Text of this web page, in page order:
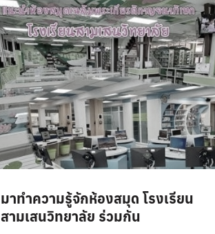
มาทำความรู้จักห้องสมุด โรงเรียน
สามเสนวิทยาลัย ร่วมกัน